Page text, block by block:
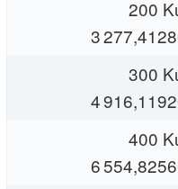
200
3
300
4
400
6